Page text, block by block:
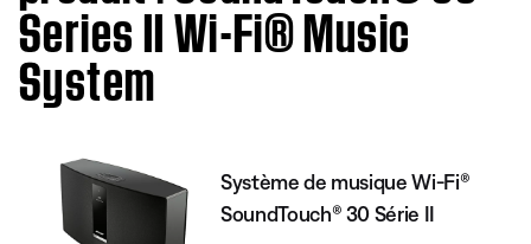
Series II Wi-Fi® Music
System
Système de musique Wi-Fi®
SoundTouch® 30 Série II